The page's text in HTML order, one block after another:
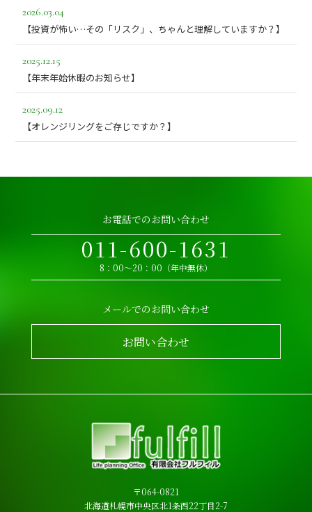
2026.03.04
【投資が怖い…その「リスク」、ちゃんと理解していますか？】
2025.12.15
【年末年始休暇のお知らせ】
2025.09.12
【オレンジリングをご存じですか？】
お電話でのお問い合わせ
011-600-1631
8：00～20：00（年中無休）
メールでのお問い合わせ
お問い合わせ
〒064-0821
北海道札幌市中央区北1条西22丁目2-7